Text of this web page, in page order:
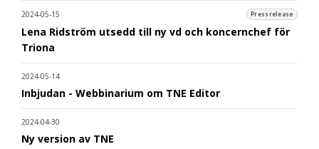
2024-05-15 Pressrelease
Lena Ridström utsedd till ny vd och koncernchef för
Triona
2024-05-14
Inbjudan - Webbinarium om TNE Editor
2024-04-30
Ny version av TNE